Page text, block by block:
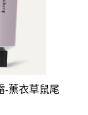
-薰衣草鼠尾